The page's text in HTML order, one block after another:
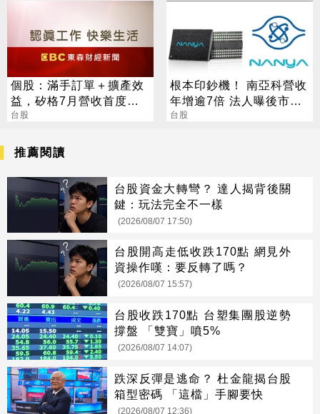
漲停
個股：滿手訂單＋擴產效
益，矽格7月營收首度站
上20億元創高，後續會更
台股
根本印鈔機！ 南亞科營收
年增逾7倍 法人曝後市觀
察4指標
台股
推薦閱讀
台股資金大轉彎？ 達人揭背後關
鍵：玩法完全不一樣
(2026/08/07 17:50)
台股開高走低收跌170點 網見外
資操作嘆：要反轉了嗎？
(2026/08/07 15:57)
台股收跌170點 台塑集團股逆勢
撐盤 「雙寶」噴5%
(2026/08/07 14:07)
跌深反彈是逃命？ 杜金龍揭台股
箱型密碼 「這檔」手腳要快
(2026/08/07 12:36)